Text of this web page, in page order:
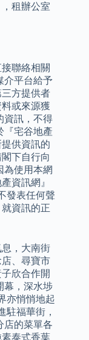
租辦公室
聯絡相關
介平台給予
方提供者
或來源獲
資訊，不得
『宅谷地產
供資訊的
下自行向
為使用本網
資訊網』
發表任何聲
資訊的正
，大南街
、尋寶市
欣合作開
幕，深水埗
亦悄悄地起
駐福華街，
店的菜單各
泰式香葉